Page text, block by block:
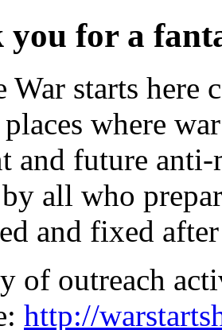
you for a
War starts here
where
and future
all who
and fixed
of outreach
http://